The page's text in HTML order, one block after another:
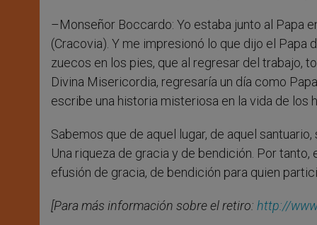
–Monseñor Boccardo: Yo estaba junto al Papa
(Cracovia). Y me impresionó lo que dijo el Papa
zuecos en los pies, que al regresar del trabajo,
Divina Misericordia, regresaría un día como
escribe una historia misteriosa en la vida de
Sabemos que de aquel lugar, de aquel
Una riqueza de gracia y de bendición. Por
efusión de gracia, de bendición para quien
[Para más información sobre el retiro: http://